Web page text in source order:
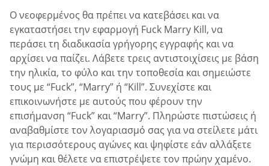
Ο νεοφερμένος θα πρέπει να κατεβάσει και να
εγκαταστήσει την εφαρμογή Fuck Marry Kill, να
περάσει τη διαδικασία γρήγορης εγγραφής και να
αρχίσει να παίζει. Λάβετε τρεις αντιστοιχίσεις με βάση
την ηλικία, το φύλο και την τοποθεσία και σημειώστε
τους με “Fuck”, “Marry” ή “Kill”. Συνεχίστε και
επικοινωνήστε με αυτούς που φέρουν την
επισήμανση “Fuck” και “Marry”. Πληρώστε πιστώσεις ή
αναβαθμίστε τον λογαριασμό σας για να στείλετε μάτι
για περισσότερους αγώνες και ψηφίστε εάν αλλάξετε
γνώμη και θέλετε να επιστρέψετε τον πρώην χαμένο.